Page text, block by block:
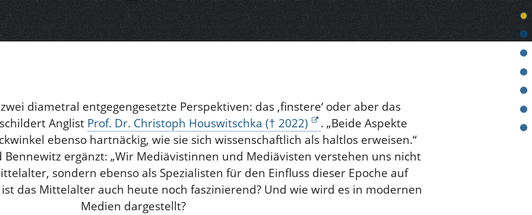
diametral entgegengesetzte Perspektiven: das ‚finstere‘ oder aber das
Anglist Prof. Dr. Christoph Houswitschka († 2022)
. „Beide Aspekte
ebenso hartnäckig, wie sie sich wissenschaftlich als haltlos erweisen.“
Bennewitz ergänzt: „Wir Mediävistinnen und Mediävisten verstehen uns nicht
sondern ebenso als Spezialisten für den Einfluss dieser Epoche auf
das Mittelalter auch heute noch faszinierend? Und wie wird es in modernen
Medien dargestellt?